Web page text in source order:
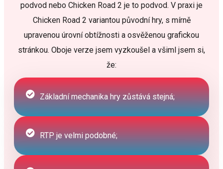
podvod nebo Chicken Road 2 je to podvod. V praxi je
Chicken Road 2 variantou původní hry, s mírně
upravenou úrovní obtížnosti a osvěženou grafickou
stránkou. Oboje verze jsem vyzkoušel a všiml jsem si,
že:
Základní mechanika hry zůstává stejná;
RTP je velmi podobné;